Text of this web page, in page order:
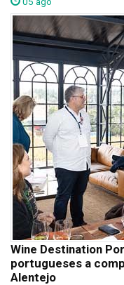
Wine Destination
portugueses a
Alentejo